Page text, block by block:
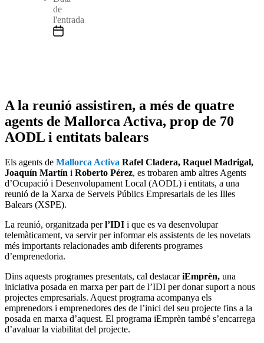
de
l'entrada
A la reunió assistiren, a més de quatre
agents de Mallorca Activa, prop de 70
AODL i entitats balears
Els agents de Mallorca Activa Rafel Cladera, Raquel Madrigal,
Joaquín Martín i Roberto Pérez, es trobaren amb altres Agents
d’Ocupació i Desenvolupament Local (AODL) i entitats, a una
reunió de la Xarxa de Serveis Públics Empresarials de les Illes
Balears (XSPE).
La reunió, organitzada perl’IDI i que es va desenvolupar
telemàticament, va servir per informar els assistents de les novetats
més importants relacionades amb diferents programes
d’emprenedoria.
Dins aquests programes presentats, cal destacariEmprèn, una
iniciativa posada en marxa per part de l’IDI per donar suport a nous
projectes empresarials. Aquest programa acompanya els
emprenedors i emprenedores des de l’inici del seu projecte fins a la
posada en marxa d’aquest. El programa iEmprèn també s’encarrega
d’avaluar la viabilitat del projecte.